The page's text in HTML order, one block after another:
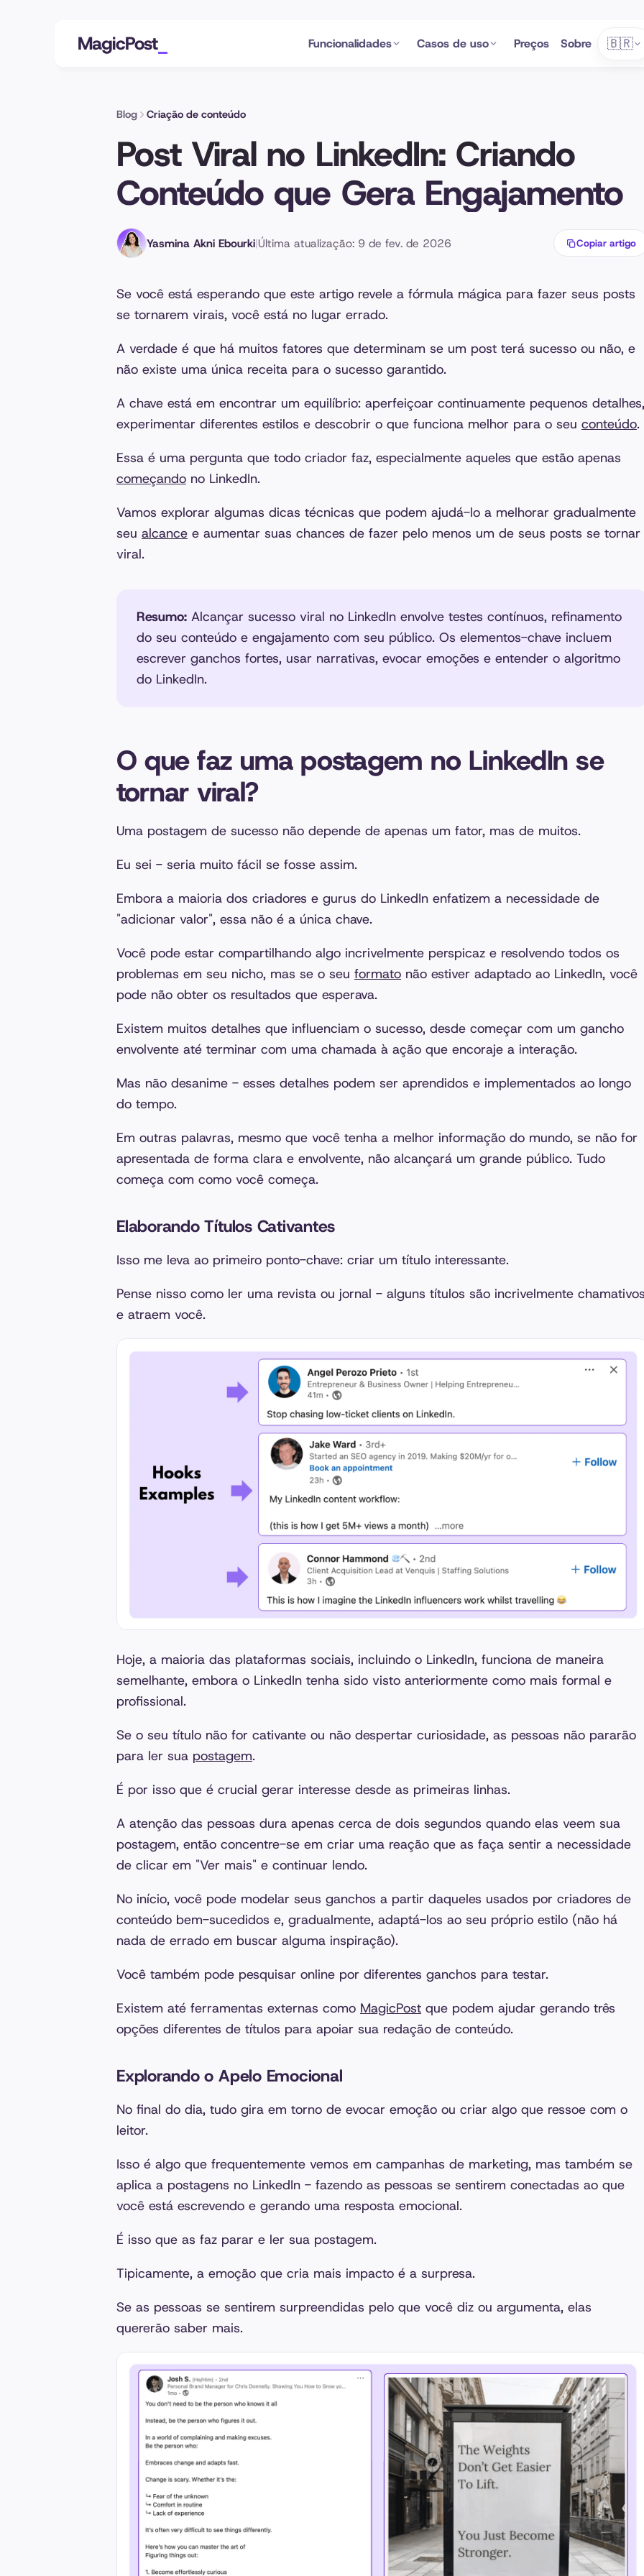
MagicPost Funcionalidades Casos de uso Preços Sobre 🇧🇷
Blog Criação de conteúdo
Post Viral no LinkedIn: Criando
Conteúdo que Gera Engajamento
Yasmina Akni Ebourki|Última atualização: 9 de fev. de 2026 Copiar artigo
Se você está esperando que este artigo revele a fórmula mágica para fazer seus posts
se tornarem virais, você está no lugar errado.
A verdade é que há muitos fatores que determinam se um post terá sucesso ou não, e
não existe uma única receita para o sucesso garantido.
A chave está em encontrar um equilíbrio: aperfeiçoar continuamente pequenos detalhes,
experimentar diferentes estilos e descobrir o que funciona melhor para o seu conteúdo.
Essa é uma pergunta que todo criador faz, especialmente aqueles que estão apenas
começando no LinkedIn.
Vamos explorar algumas dicas técnicas que podem ajudá-lo a melhorar gradualmente
seu alcance e aumentar suas chances de fazer pelo menos um de seus posts se tornar
viral.
Resumo: Alcançar sucesso viral no LinkedIn envolve testes contínuos, refinamento
do seu conteúdo e engajamento com seu público. Os elementos-chave incluem
escrever ganchos fortes, usar narrativas, evocar emoções e entender o algoritmo
do LinkedIn.
O que faz uma postagem no LinkedIn se
tornar viral?
Uma postagem de sucesso não depende de apenas um fator, mas de muitos.
Eu sei - seria muito fácil se fosse assim.
Embora a maioria dos criadores e gurus do LinkedIn enfatizem a necessidade de
"adicionar valor", essa não é a única chave.
Você pode estar compartilhando algo incrivelmente perspicaz e resolvendo todos os
problemas em seu nicho, mas se o seu formato não estiver adaptado ao LinkedIn, você
pode não obter os resultados que esperava.
Existem muitos detalhes que influenciam o sucesso, desde começar com um gancho
envolvente até terminar com uma chamada à ação que encoraje a interação.
Mas não desanime - esses detalhes podem ser aprendidos e implementados ao longo
do tempo.
Em outras palavras, mesmo que você tenha a melhor informação do mundo, se não for
apresentada de forma clara e envolvente, não alcançará um grande público. Tudo
começa com como você começa.
Elaborando Títulos Cativantes
Isso me leva ao primeiro ponto-chave: criar um título interessante.
Pense nisso como ler uma revista ou jornal - alguns títulos são incrivelmente
e atraem você.
Hoje, a maioria das plataformas sociais, incluindo o LinkedIn, funciona de maneira
semelhante, embora o LinkedIn tenha sido visto anteriormente como mais formal e
profissional.
Se o seu título não for cativante ou não despertar curiosidade, as pessoas não pararão
para ler sua postagem.
É por isso que é crucial gerar interesse desde as primeiras linhas.
A atenção das pessoas dura apenas cerca de dois segundos quando elas veem sua
postagem, então concentre-se em criar uma reação que as faça sentir a necessidade
de clicar em "Ver mais" e continuar lendo.
No início, você pode modelar seus ganchos a partir daqueles usados por criadores de
conteúdo bem-sucedidos e, gradualmente, adaptá-los ao seu próprio estilo (não há
nada de errado em buscar alguma inspiração).
Você também pode pesquisar online por diferentes ganchos para testar.
Existem até ferramentas externas como MagicPost que podem ajudar gerando três
opções diferentes de títulos para apoiar sua redação de conteúdo.
Explorando o Apelo Emocional
No final do dia, tudo gira em torno de evocar emoção ou criar algo que ressoe com o
leitor.
Isso é algo que frequentemente vemos em campanhas de marketing, mas também se
aplica a postagens no LinkedIn - fazendo as pessoas se sentirem conectadas ao que
você está escrevendo e gerando uma resposta emocional.
É isso que as faz parar e ler sua postagem.
Tipicamente, a emoção que cria mais impacto é a surpresa.
Se as pessoas se sentirem surpreendidas pelo que você diz ou argumenta, elas
quererão saber mais.